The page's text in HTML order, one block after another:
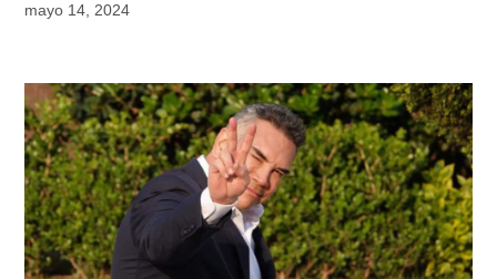
mayo 14, 2024